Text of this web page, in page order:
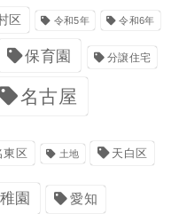
区 令和5年 令和6年
保育園 分譲住宅
名古屋
東区 土地 天白区
園 愛知